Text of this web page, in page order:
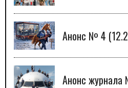
Анонс № 4
Анонс